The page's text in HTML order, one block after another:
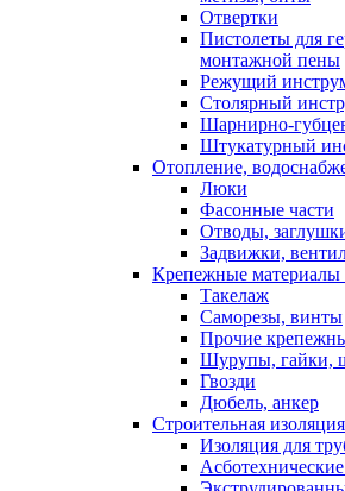
Отвертки
Пистолеты для
монтажной пены
Режущий
Столярный
Шарнирно-
Штукатурный
Отопление,
Люки
Фасонные части
Отводы,
Задвижки,
Крепежные материалы
Такелаж
Саморезы, винты
Прочие
Шурупы, гайки,
Гвозди
Дюбель, анкер
Строительная изоляция
Изоляция для